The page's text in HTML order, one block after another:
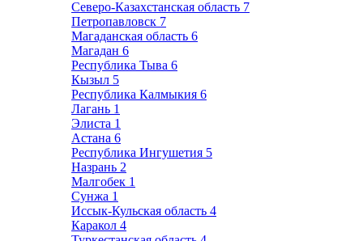
Северо-Казахстанская область 7
Петропавловск 7
Магаданская область 6
Магадан 6
Республика Тыва 6
Кызыл 5
Республика Калмыкия 6
Лагань 1
Элиста 1
Астана 6
Республика Ингушетия 5
Назрань 2
Малгобек 1
Сунжа 1
Иссык-Кульская область 4
Каракол 4